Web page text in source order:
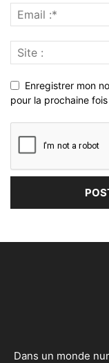
Enregistrer mon
pour la prochaine
Dans un monde